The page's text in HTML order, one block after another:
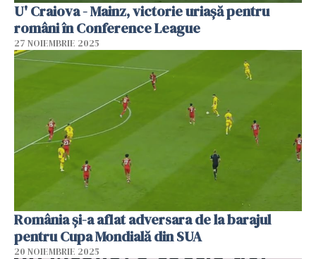
U' Craiova - Mainz, victorie uriașă pentru
români în Conference League
27 NOIEMBRIE 2025
România și-a aflat adversara de la barajul
pentru Cupa Mondială din SUA
20 NOIEMBRIE 2025